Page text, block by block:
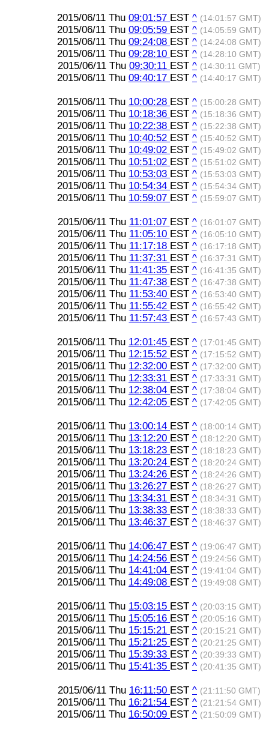
2015/06/11 Thu 09:01:57 EST ^ (14:01:57 GMT)
2015/06/11 Thu 09:05:59 EST ^ (14:05:59 GMT)
2015/06/11 Thu 09:24:08 EST ^ (14:24:08 GMT)
2015/06/11 Thu 09:28:10 EST ^ (14:28:10 GMT)
2015/06/11 Thu 09:30:11 EST ^ (14:30:11 GMT)
2015/06/11 Thu 09:40:17 EST ^ (14:40:17 GMT)
2015/06/11 Thu 10:00:28 EST ^ (15:00:28 GMT)
2015/06/11 Thu 10:18:36 EST ^ (15:18:36 GMT)
2015/06/11 Thu 10:22:38 EST ^ (15:22:38 GMT)
2015/06/11 Thu 10:40:52 EST ^ (15:40:52 GMT)
2015/06/11 Thu 10:49:02 EST ^ (15:49:02 GMT)
2015/06/11 Thu 10:51:02 EST ^ (15:51:02 GMT)
2015/06/11 Thu 10:53:03 EST ^ (15:53:03 GMT)
2015/06/11 Thu 10:54:34 EST ^ (15:54:34 GMT)
2015/06/11 Thu 10:59:07 EST ^ (15:59:07 GMT)
2015/06/11 Thu 11:01:07 EST ^ (16:01:07 GMT)
2015/06/11 Thu 11:05:10 EST ^ (16:05:10 GMT)
2015/06/11 Thu 11:17:18 EST ^ (16:17:18 GMT)
2015/06/11 Thu 11:37:31 EST ^ (16:37:31 GMT)
2015/06/11 Thu 11:41:35 EST ^ (16:41:35 GMT)
2015/06/11 Thu 11:47:38 EST ^ (16:47:38 GMT)
2015/06/11 Thu 11:53:40 EST ^ (16:53:40 GMT)
2015/06/11 Thu 11:55:42 EST ^ (16:55:42 GMT)
2015/06/11 Thu 11:57:43 EST ^ (16:57:43 GMT)
2015/06/11 Thu 12:01:45 EST ^ (17:01:45 GMT)
2015/06/11 Thu 12:15:52 EST ^ (17:15:52 GMT)
2015/06/11 Thu 12:32:00 EST ^ (17:32:00 GMT)
2015/06/11 Thu 12:33:31 EST ^ (17:33:31 GMT)
2015/06/11 Thu 12:38:04 EST ^ (17:38:04 GMT)
2015/06/11 Thu 12:42:05 EST ^ (17:42:05 GMT)
2015/06/11 Thu 13:00:14 EST ^ (18:00:14 GMT)
2015/06/11 Thu 13:12:20 EST ^ (18:12:20 GMT)
2015/06/11 Thu 13:18:23 EST ^ (18:18:23 GMT)
2015/06/11 Thu 13:20:24 EST ^ (18:20:24 GMT)
2015/06/11 Thu 13:24:26 EST ^ (18:24:26 GMT)
2015/06/11 Thu 13:26:27 EST ^ (18:26:27 GMT)
2015/06/11 Thu 13:34:31 EST ^ (18:34:31 GMT)
2015/06/11 Thu 13:38:33 EST ^ (18:38:33 GMT)
2015/06/11 Thu 13:46:37 EST ^ (18:46:37 GMT)
2015/06/11 Thu 14:06:47 EST ^ (19:06:47 GMT)
2015/06/11 Thu 14:24:56 EST ^ (19:24:56 GMT)
2015/06/11 Thu 14:41:04 EST ^ (19:41:04 GMT)
2015/06/11 Thu 14:49:08 EST ^ (19:49:08 GMT)
2015/06/11 Thu 15:03:15 EST ^ (20:03:15 GMT)
2015/06/11 Thu 15:05:16 EST ^ (20:05:16 GMT)
2015/06/11 Thu 15:15:21 EST ^ (20:15:21 GMT)
2015/06/11 Thu 15:21:25 EST ^ (20:21:25 GMT)
2015/06/11 Thu 15:39:33 EST ^ (20:39:33 GMT)
2015/06/11 Thu 15:41:35 EST ^ (20:41:35 GMT)
2015/06/11 Thu 16:11:50 EST ^ (21:11:50 GMT)
2015/06/11 Thu 16:21:54 EST ^ (21:21:54 GMT)
2015/06/11 Thu 16:50:09 EST ^ (21:50:09 GMT)